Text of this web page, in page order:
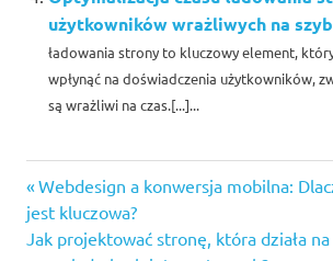
użytkowników wrażliwych na
ładowania strony to kluczowy element,
wpłynąć na doświadczenia użytkowników,
są wrażliwi na czas.[...]...
Nawigacja
wpisu
Previous
Post:
Webdesign a konwersja mobilna:
jest kluczowa?
Next
Jak projektować stronę, która działa